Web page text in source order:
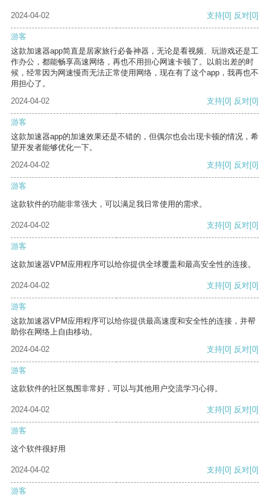
2024-04-02 支持[0] 反对[0]
游客
这款加速器app简直是居家旅行必备神器，无论是看视频、玩游戏还是工
作办公，都能畅享高速网络，再也不用担心网速卡顿了。以前出差的时
候，经常因为网速慢而无法正常使用网络，现在有了这个app，我再也不
用担心了。
2024-04-02
支持[0] 反对[0]
游客
这款加速器app的加速效果还是不错的，但偶尔也会出现卡顿的情况，希
望开发者能够优化一下。
2024-04-02
支持[0] 反对[0]
游客
这款软件的功能非常强大，可以满足我日常使用的需求。
2024-04-02 支持[0] 反对[0]
游客
这款加速器VPM应用程序可以给你提供全球覆盖和最高安全性的连接。
2024-04-02 支持[0] 反对[0]
游客
这款加速器VPM应用程序可以给你提供最高速度和安全性的连接，并帮
助你在网络上自由移动。
2024-04-02
支持[0] 反对[0]
游客
这款软件的社区氛围非常好，可以与其他用户交流学习心得。
2024-04-02 支持[0] 反对[0]
游客
这个软件很好用
2024-04-02 支持[0] 反对[0]
游客